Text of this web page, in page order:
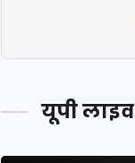
यूपी लाइव